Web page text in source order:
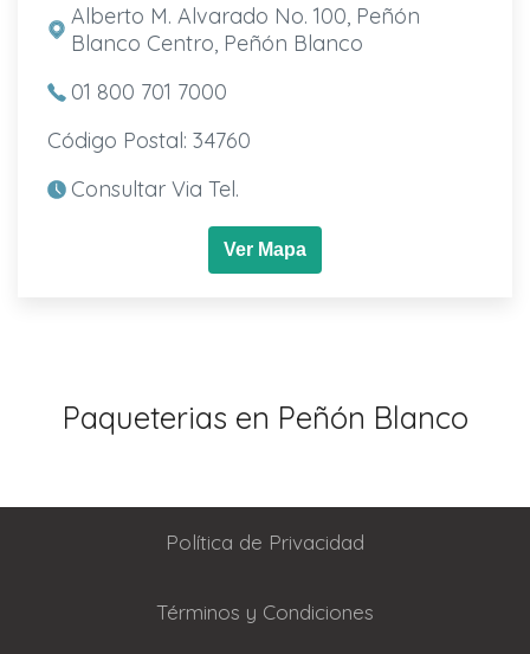
Alberto M. Alvarado No. 100, Peñón
Blanco Centro, Peñón Blanco
01 800 701 7000
Código Postal: 34760
Consultar Via Tel.
Ver Mapa
Paqueterias en Peñón Blanco
Política de Privacidad
Términos y Condiciones